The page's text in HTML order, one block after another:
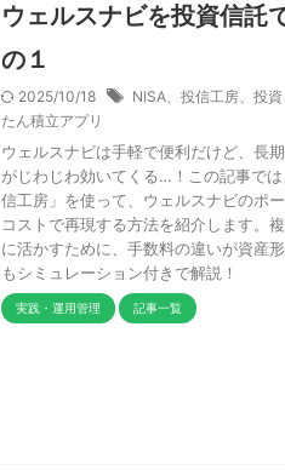
ウェルスナビを投資信託
の１
2025/10/18 NISA、投信工房、投
たん積立アプリ
ウェルスナビは手軽で便利だけど、長
がじわじわ効いてくる…！この記事で
信工房」を使って、ウェルスナビのポ
コストで再現する方法を紹介します。
に活かすために、手数料の違いが資産
もシミュレーション付きで解説！
実践・運用管理 記事一覧